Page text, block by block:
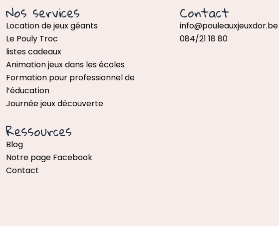
Nos services
Location de jeux géants
Le Pouly Troc
listes cadeaux
Animation jeux dans les écoles
Formation pour professionnel de
l’éducation
Journée jeux découverte
Ressources
Blog
Notre page Facebook
Contact
Contact
info@pouleauxjeuxdor.be
084/21 18 80